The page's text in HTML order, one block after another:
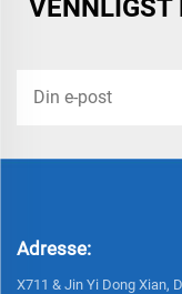
VENNLIGST
Adresse:
X711 & Jin Yi Dong Xian,